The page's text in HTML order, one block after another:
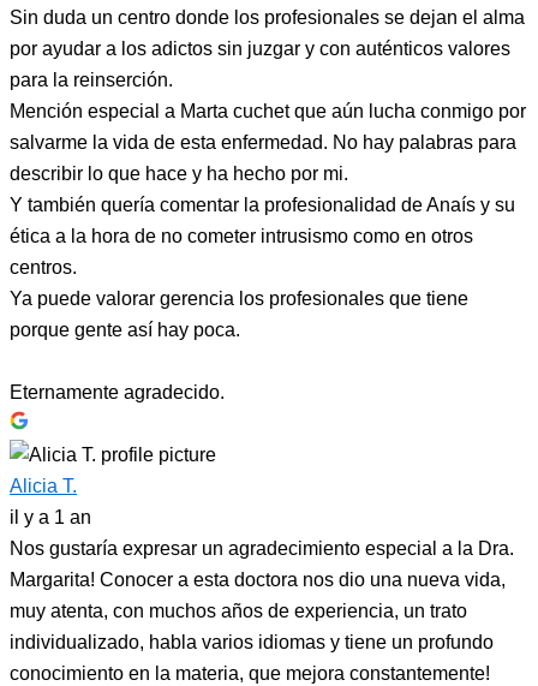
Sin duda un centro donde los profesionales se dejan el alma
por ayudar a los adictos sin juzgar y con auténticos valores
para la reinserción.
Mención especial a Marta cuchet que aún lucha conmigo por
salvarme la vida de esta enfermedad. No hay palabras para
describir lo que hace y ha hecho por mi.
Y también quería comentar la profesionalidad de Anaís y su
ética a la hora de no cometer intrusismo como en otros
centros.
Ya puede valorar gerencia los profesionales que tiene
porque gente así hay poca.
Eternamente agradecido.
Alicia T.
il y a 1 an
Nos gustaría expresar un agradecimiento especial a la Dra.
Margarita! Conocer a esta doctora nos dio una nueva vida,
muy atenta, con muchos años de experiencia, un trato
individualizado, habla varios idiomas y tiene un profundo
conocimiento en la materia, que mejora constantemente!